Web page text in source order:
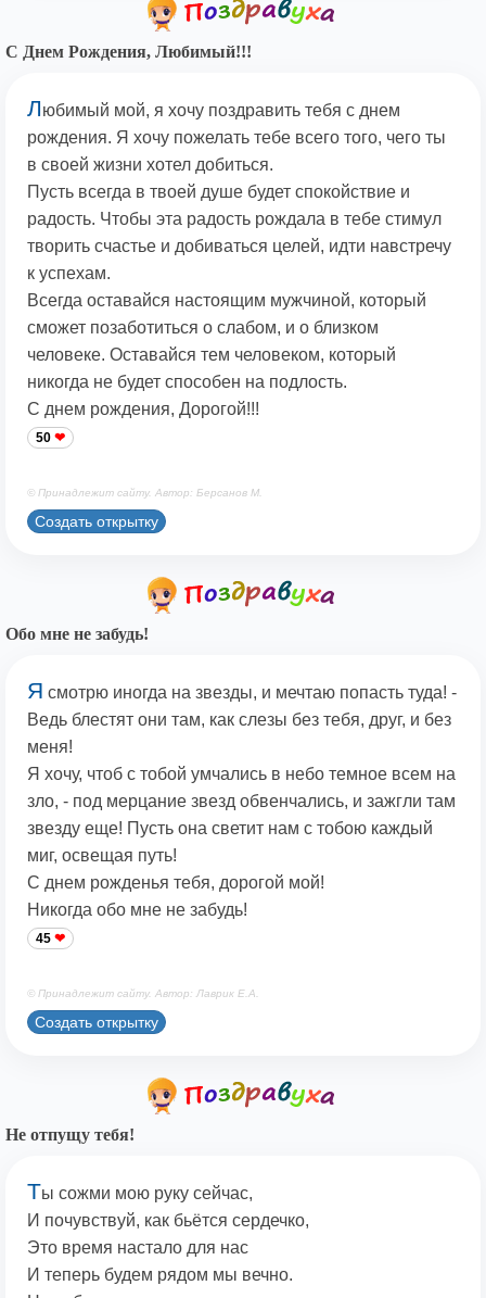
С Днем Рождения, Любимый!!!
Любимый мой, я хочу поздравить тебя с днем
рождения. Я хочу пожелать тебе всего того, чего ты
в своей жизни хотел добиться.
Пусть всегда в твоей душе будет спокойствие и
радость. Чтобы эта радость рождала в тебе стимул
творить счастье и добиваться целей, идти навстречу
к успехам.
Всегда оставайся настоящим мужчиной, который
сможет позаботиться о слабом, и о близком
человеке. Оставайся тем человеком, который
никогда не будет способен на подлость.
С днем рождения, Дорогой!!!
50
© Принадлежит сайту. Автор: Берсанов М.
Создать открытку
Обо мне не забудь!
Я смотрю иногда на звезды, и мечтаю попасть туда! -
Ведь блестят они там, как слезы без тебя, друг, и без
меня!
Я хочу, чтоб с тобой умчались в небо темное всем на
зло, - под мерцание звезд обвенчались, и зажгли там
звезду еще! Пусть она светит нам с тобою каждый
миг, освещая путь!
С днем рожденья тебя, дорогой мой!
Никогда обо мне не забудь!
45
© Принадлежит сайту. Автор: Лаврик Е.А.
Создать открытку
Не отпущу тебя!
Ты сожми мою руку сейчас,
И почувствуй, как бьётся сердечко,
Это время настало для нас
И теперь будем рядом мы вечно.